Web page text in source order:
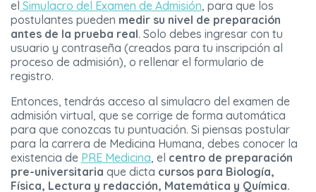
el Simulacro del Examen de Admisión, para que los
postulantes pueden medir su nivel de preparación
antes de la prueba real. Solo debes ingresar con tu
usuario y contraseña (creados para tu inscripción al
proceso de admisión), o rellenar el formulario de
registro.
Entonces, tendrás acceso al simulacro del examen de
admisión virtual, que se corrige de forma automática
para que conozcas tu puntuación. Si piensas postular
para la carrera de Medicina Humana, debes conocer la
existencia de PRE Medicina, el centro de preparación
pre-universitaria que dicta cursos para Biología,
Física, Lectura y redacción, Matemática y Química.